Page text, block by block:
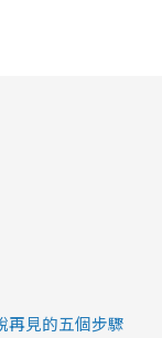
再見的五個步驟